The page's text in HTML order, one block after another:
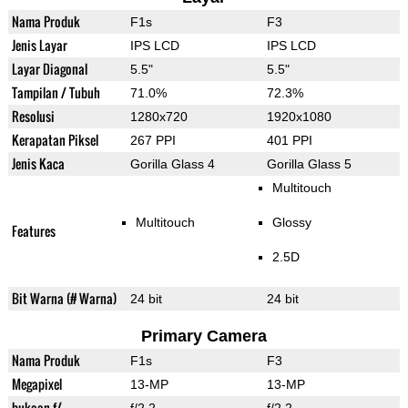
Nama Produk F1s F3
Jenis Layar IPS LCD IPS LCD
Layar Diagonal 5.5" 5.5"
Tampilan / Tubuh 71.0% 72.3%
Resolusi 1280x720 1920x1080
Kerapatan Piksel 267 PPI 401 PPI
Jenis Kaca Gorilla Glass 4 Gorilla Glass 5
Features Multitouch
Multitouch
Glossy
2.5D
Bit Warna (# Warna) 24 bit 24 bit
Primary Camera
Nama Produk F1s F3
Megapixel 13-MP 13-MP